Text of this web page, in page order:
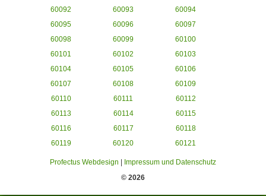
60092
60093
60094
60095
60096
60097
60098
60099
60100
60101
60102
60103
60104
60105
60106
60107
60108
60109
60110
60111
60112
60113
60114
60115
60116
60117
60118
60119
60120 60121
Profectus Webdesign
Impressum und Datenschutz
© 2026